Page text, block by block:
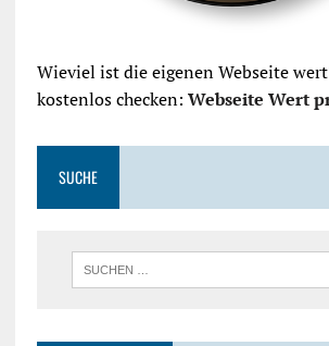
Wieviel ist die eigenen Webseite
kostenlos checken: Webseite Wert
SUCHE